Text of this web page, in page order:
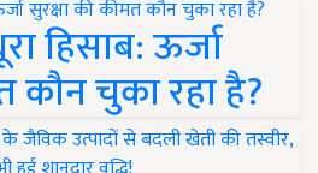
हिसाब: ऊर्जा
कौन चुका रहा है?